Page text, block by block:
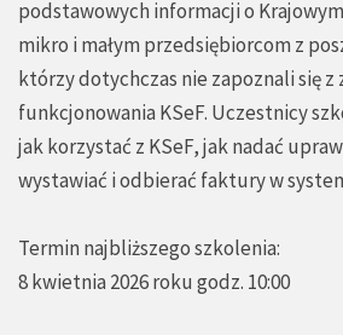
podstawowych informacji o
mikro i małym przedsiębiorcom z
którzy dotychczas nie zapoznali się z
funkcjonowania KSeF. Uczestnicy
jak korzystać z KSeF, jak nadać
wystawiać i odbierać faktury w
Termin najbliższego szkolenia:
8 kwietnia 2026 roku godz. 10:00